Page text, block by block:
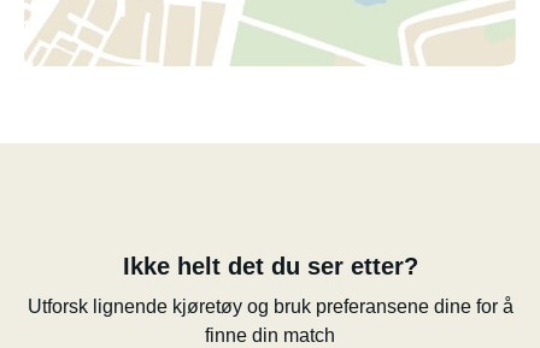
Ikke helt det du ser etter?
Utforsk lignende kjøretøy og bruk preferansene dine for å
finne din match